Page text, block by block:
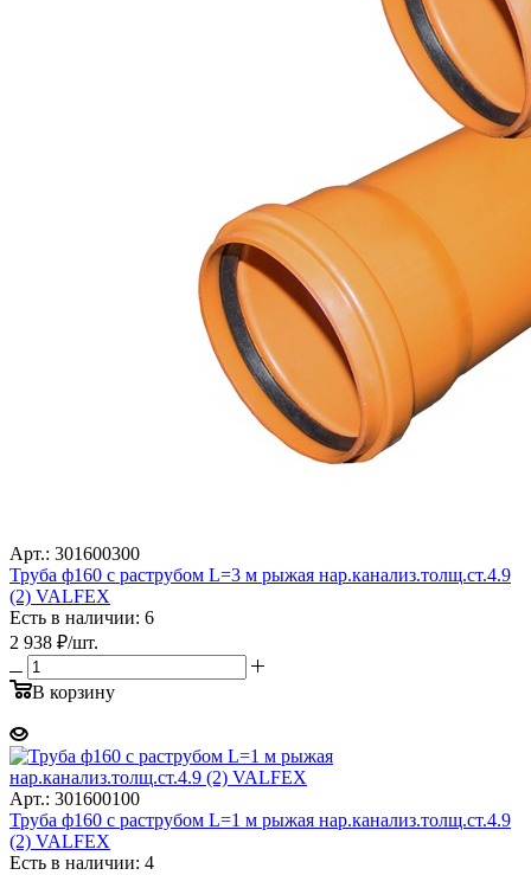
Арт.: 301600300
Труба ф160 с раструбом L=3 м рыжая нар.канализ.толщ.ст.4.9
(2) VALFEX
Есть в наличии: 6
2 938 ₽/шт.
В корзину
Арт.: 301600100
Труба ф160 с раструбом L=1 м рыжая нар.канализ.толщ.ст.4.9
(2) VALFEX
Есть в наличии: 4